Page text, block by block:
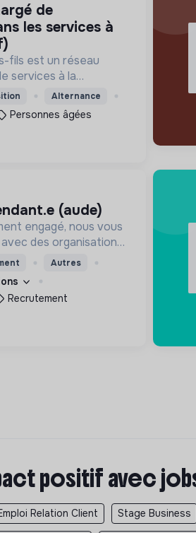
les services à
fils est un réseau
services à la
dans l'aide à domicile
Alternance
Personnes âgées
(aude)
engagé, nous vous
des organisations
afin d'œuvrer
souhaitable.
Autres
Recrutement
positif avec
Relation Client Stage Business